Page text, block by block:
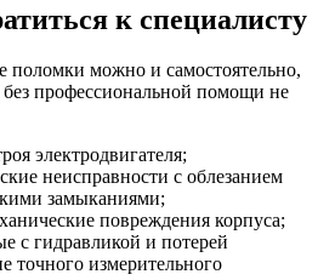
к специалисту
поломки можно и самостоятельно,
без профессиональной помощи не
электродвигателя;
неисправности с облезанием
замыканиями;
повреждения корпуса;
с гидравликой и потерей
точного измерительного